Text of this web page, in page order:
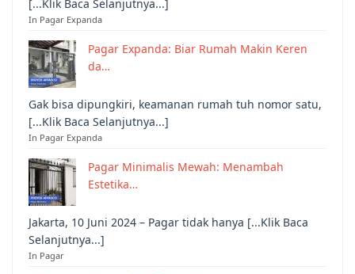
[...Klik Baca Selanjutnya...]
In Pagar Expanda
Pagar Expanda: Biar Rumah Makin Keren
da…
Gak bisa dipungkiri, keamanan rumah tuh nomor satu,
[...Klik Baca Selanjutnya...]
In Pagar Expanda
Pagar Minimalis Mewah: Menambah
Estetika…
Jakarta, 10 Juni 2024 – Pagar tidak hanya [...Klik Baca
Selanjutnya...]
In Pagar